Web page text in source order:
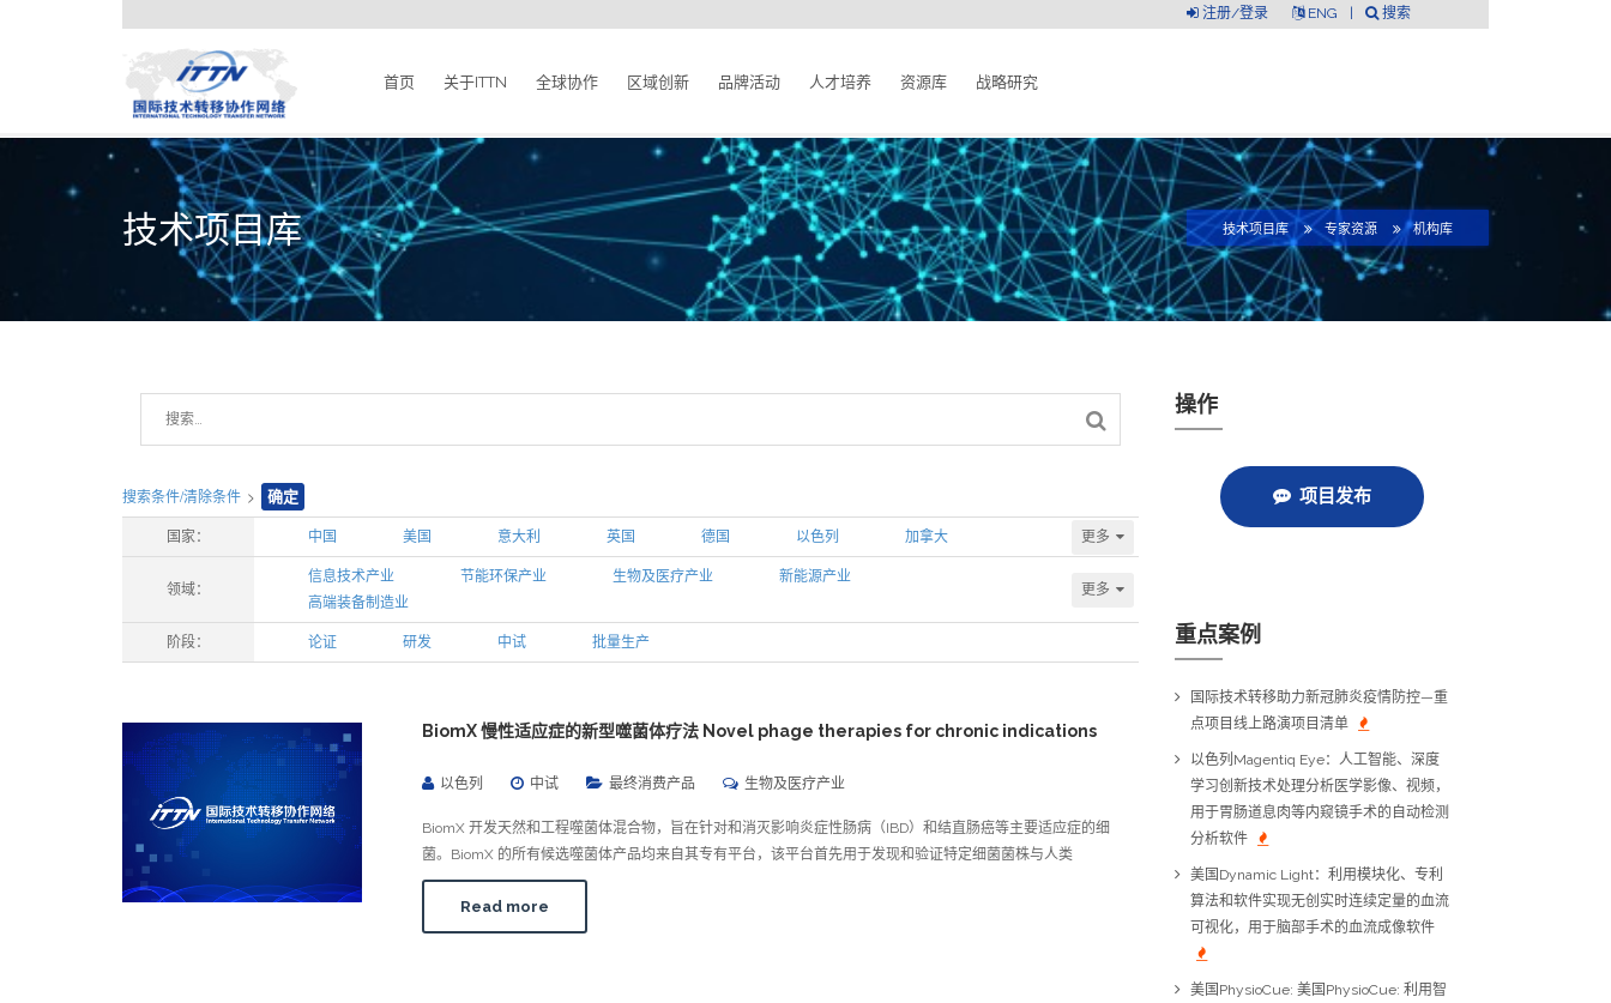
搜索
ENG
注册/登录
首页 关于ITTN 全球协作 区域创新 品牌活动 人才培养 资源库 战略研究
技术项目库 技术项目库 专家资源 机构库
搜索条件/清除条件 > 确定
国家： 中国 美国 意大利 英国 德国 以色列 加拿大 更多
领域：
信息技术产业 节能环保产业 生物及医疗产业
新能源产业
高端装备制造业
更多
阶段： 论证 研发 中试 批量生产
BiomX 慢性适应症的新型噬菌体疗法 Novel phage therapies for chronic indications
以色列 中试 最终消费产品 生物及医疗产业
BiomX 开发天然和工程噬菌体混合物，旨在针对和消灭影响炎症性肠病（IBD）和结直肠癌等主要适应症的细
菌。BiomX 的所有候选噬菌体产品均来自其专有平台，该平台首先用于发现和验证特定细菌菌株与人类
Read more
操作
项目发布
重点案例
国际技术转移助力新冠肺炎疫情防控—重
点项目线上路演项目清单
以色列Magentiq Eye：人工智能、深度
学习创新技术处理分析医学影像、视频，
用于胃肠道息肉等内窥镜手术的自动检测
分析软件
美国Dynamic Light：利用模块化、专利
算法和软件实现无创实时连续定量的血流
可视化，用于脑部手术的血流成像软件
美国PhysioCue: 美国PhysioCue: 利用智